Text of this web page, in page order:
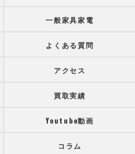
一般家具家電
よくある質問
アクセス
買取実績
Youtube動画
コラム